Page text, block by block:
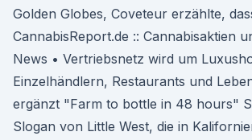
Golden Globes, Coveteur erzählte,
CannabisReport.de :: Cannabisaktien
News • Vertriebsnetz wird um
Einzelhändlern, Restaurants und
ergänzt "Farm to bottle in 48 hours"
Slogan von Little West, die in